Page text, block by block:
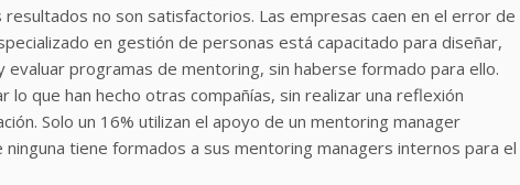
no son satisfactorios. Las empresas caen en el error de
en gestión de personas está capacitado para diseñar,
evaluar programas de mentoring, sin haberse formado para ello.
lo que han hecho otras compañías, sin realizar una reflexión
Solo un 16% utilizan el apoyo de un mentoring manager
tiene formados a sus mentoring managers internos para el